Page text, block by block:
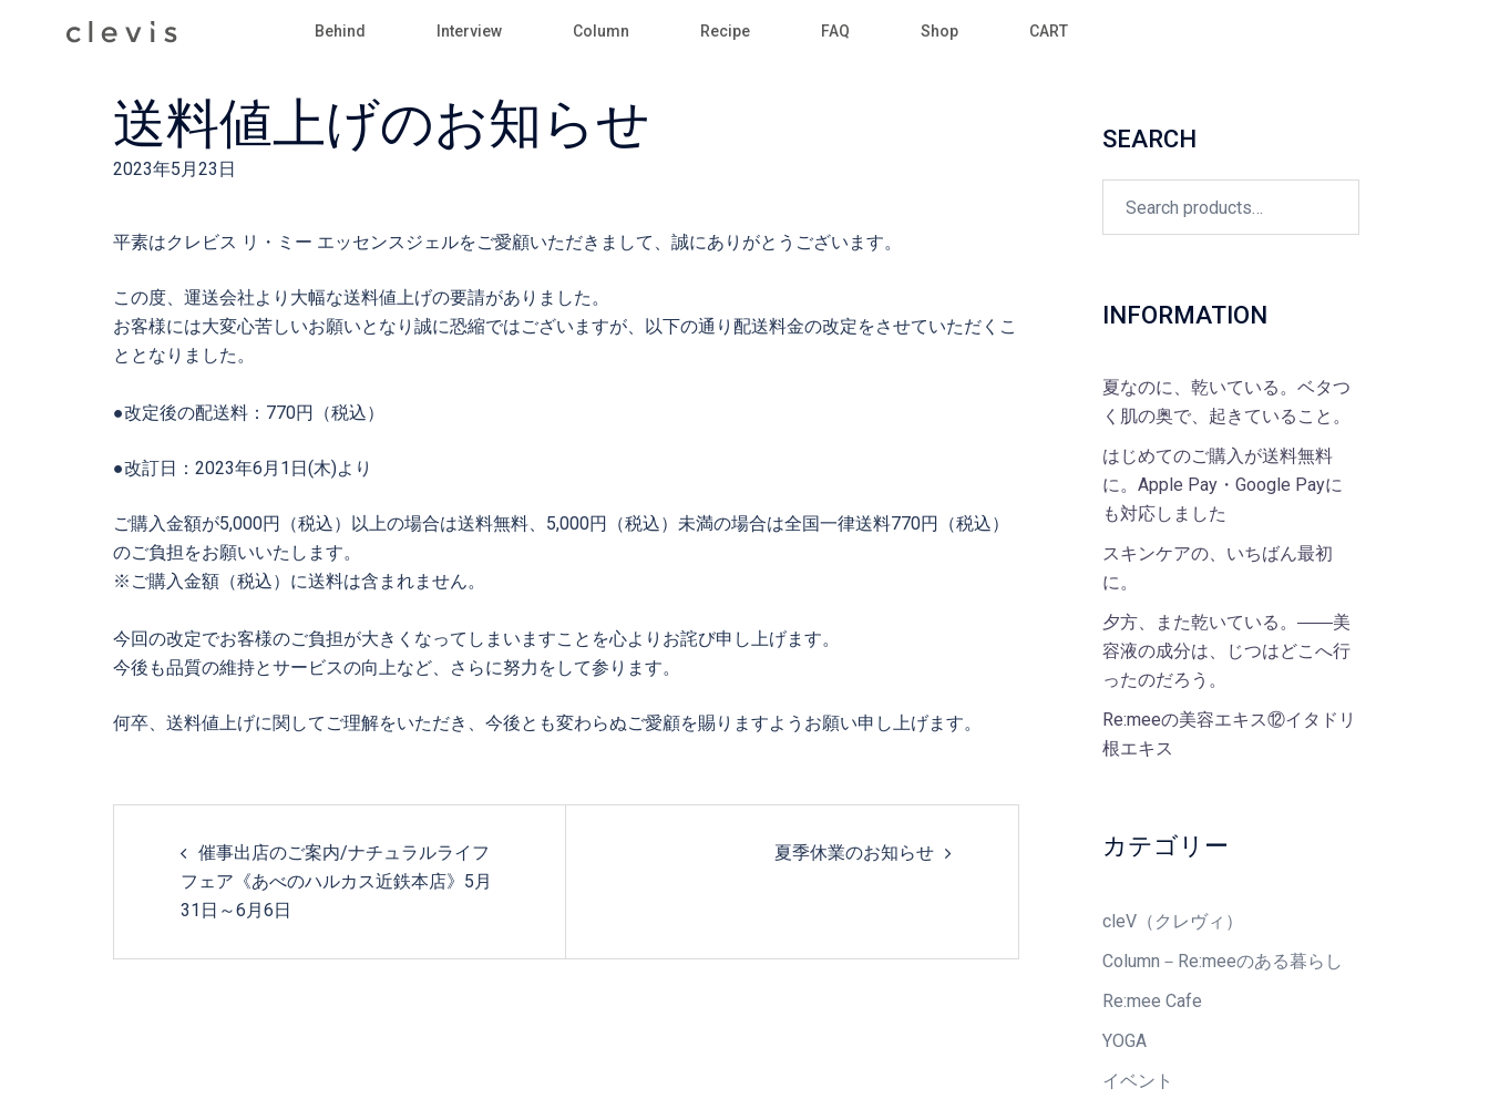
Behind Interview Column Recipe FAQ Shop CART
送料値上げのお知らせ
2023年5月23日
平素はクレビス リ・ミー エッセンスジェルをご愛顧いただきまして、誠にありがとうございます。
この度、運送会社より大幅な送料値上げの要請がありました。
お客様には大変心苦しいお願いとなり誠に恐縮ではございますが、以下の通り配送料金の改定をさせていただくこ
ととなりました。
●改定後の配送料：770円（税込）
●改訂日：2023年6月1日(木)より
ご購入金額が5,000円（税込）以上の場合は送料無料、5,000円（税込）未満の場合は全国一律送料770円（税込）
のご負担をお願いいたします。
※ご購入金額（税込）に送料は含まれません。
今回の改定でお客様のご負担が大きくなってしまいますことを心よりお詫び申し上げます。
今後も品質の維持とサービスの向上など、さらに努力をして参ります。
何卒、送料値上げに関してご理解をいただき、今後とも変わらぬご愛顧を賜りますようお願い申し上げます。
Post
navigation
催事出店のご案内/ナチュラルライフ
フェア《あべのハルカス近鉄本店》5月
31日～6月6日
夏季休業のお知らせ
SEARCH
INFORMATION
夏なのに、乾いている。ベタつ
く肌の奥で、起きていること。
はじめてのご購入が送料無料
に。Apple Pay・Google Payに
も対応しました
スキンケアの、いちばん最初
に。
夕方、また乾いている。――美
容液の成分は、じつはどこへ行
ったのだろう。
Re:meeの美容エキス⑫イタドリ
根エキス
カテゴリー
cleV（クレヴィ）
Column－Re:meeのある暮らし
Re:mee Cafe
YOGA
イベント